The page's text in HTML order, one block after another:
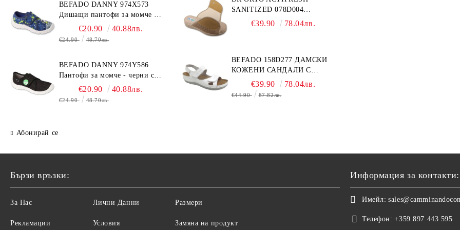
BEFADO DANNY 974X573
Дишащи пантофи за момче -
сини с топка
€20.90 40.88лв.
€24.90 48.70лв.
BEFADO DANNY 974Y586
Пантофи за момче - черни с
динозавър€20.90 40.88лв.
€24.90 48.70лв.
Абонирай се
SANITIZED 078D004
ОРТОПЕДИЧНИ ДАМСКИ
€39.90 78.04лв.
BEFADO 158D277 ДАМСКИ
КОЖЕНИ САНДАЛИ С
ВЕЛКРО, БЕЛИ
€39.90 78.04лв.
€44.90 87.82лв.
Бързи връзки:
За Нас
Рекламации
Лични Данни
Условия
Размери
Замяна на продукт
Информация за контакти:
Имейл:
Телефон: +359 897 443 595